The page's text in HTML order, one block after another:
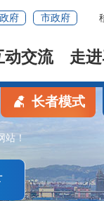
府 市政府
动交流 走
！
长者模式